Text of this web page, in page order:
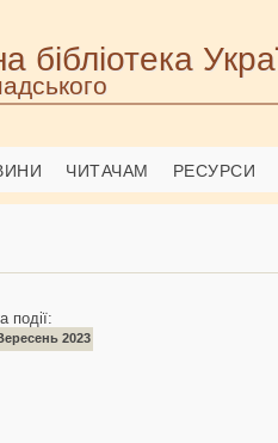
бібліотека
ЧИТАЧАМ РЕСУРСИ
події:
2023